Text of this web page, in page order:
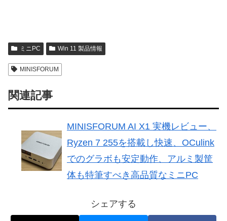
ミニPC Win 11 製品情報
MINISFORUM
関連記事
MINISFORUM AI X1 実機レビュー、
Ryzen 7 255を搭載し快速、OCulink
でのグラボも安定動作、アルミ製筐
体も特筆すべき高品質なミニPC
シェアする